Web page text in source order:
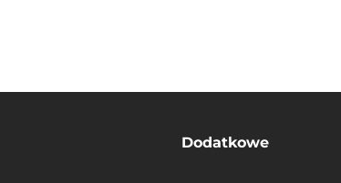
Dodatkowe